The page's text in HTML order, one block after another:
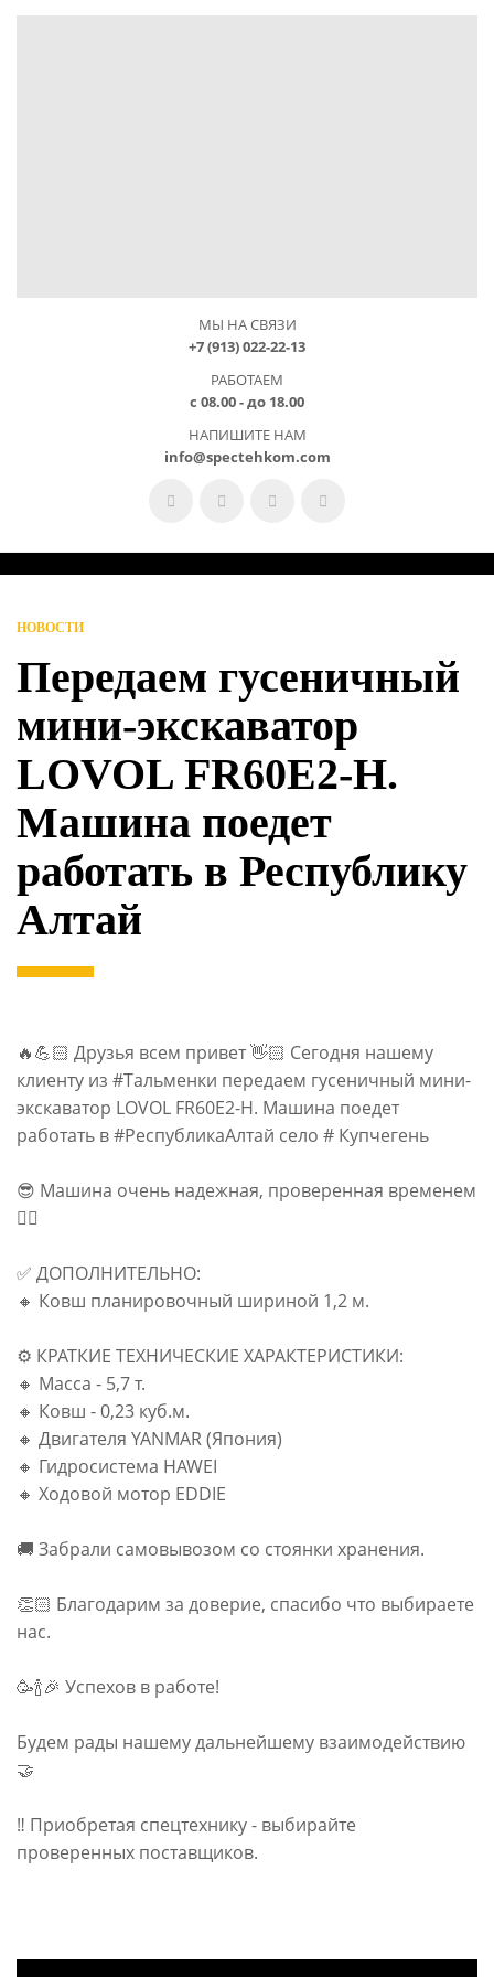
МЫ НА СВЯЗИ
+7 (913) 022-22-13
РАБОТАЕМ
с 08.00 - до 18.00
НАПИШИТЕ НАМ
info@spectehkom.com
НОВОСТИ
Передаем гусеничный
мини-экскаватор
LOVOL FR60E2-H.
Машина поедет
работать в Республику
Алтай
🔥💪🏻 Друзья всем привет 👋🏻 Сегодня нашему
клиенту из #Тальменки передаем гусеничный мини-
экскаватор LOVOL FR60E2-H. Машина поедет
работать в #РеспубликаАлтай село # Купчегень
😎 Машина очень надежная, проверенная временем
☝🏻
✅ ДОПОЛНИТЕЛЬНО:
🔸 Ковш планировочный шириной 1,2 м.
⚙ КРАТКИЕ ТЕХНИЧЕСКИЕ ХАРАКТЕРИСТИКИ:
🔸 Масса - 5,7 т.
🔸 Ковш - 0,23 куб.м.
🔸 Двигателя YANMAR (Япония)
🔸 Гидросистема HAWEI
🔸 Ходовой мотор EDDIE
🚚 Забрали самовывозом со стоянки хранения.
👏🏻 Благодарим за доверие, спасибо что выбираете
нас.
🥳🍾🎉 Успехов в работе!
Будем рады нашему дальнейшему взаимодействию
🤝
‼ Приобретая спецтехнику - выбирайте
проверенных поставщиков.